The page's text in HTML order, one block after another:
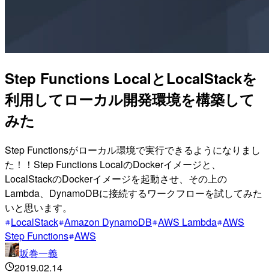
Step Functions LocalとLocalStackを
利用してローカル開発環境を構築して
みた
Step Functionsがローカル環境で実行できるようになりまし
た！！Step Functions LocalのDockerイメージと、
LocalStackのDockerイメージを起動させ、その上の
Lambda、DynamoDBに接続するワークフローを試してみた
いと思います。
LocalStack Amazon DynamoDB AWS Lambda AWS
Step Functions AWS
坂巻一義
2019.02.14